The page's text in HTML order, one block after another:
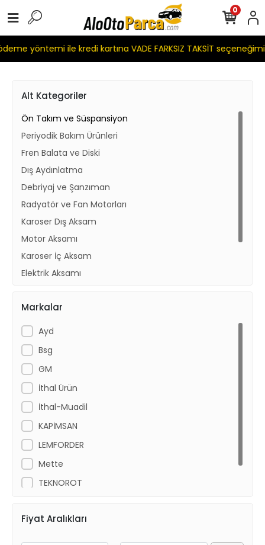
yöntemi ile kredi kartına VADE FARKSIZ TAKSİT
0
Alt Kategoriler
Ön Takım ve Süspansiyon
Periyodik Bakım Ürünleri
Fren Balata ve Diski
Dış Aydınlatma
Debriyaj ve Şanzıman
Radyatör ve Fan Motorları
Karoser Dış Aksam
Motor Aksamı
Karoser İç Aksam
Elektrik Aksamı
Kaporta Ürünleri
Markalar
Ayd
Bsg
GM
İthal Ürün
İthal-Muadil
KAPİMSAN
LEMFORDER
Mette
TEKNOROT
Fiyat Aralıkları